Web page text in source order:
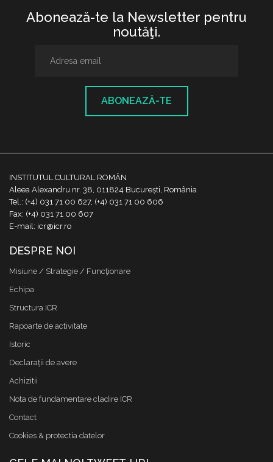
Abonează-te la Newsletter pentru
noutăţi.
ABONEAZĂ-TE
INSTITUTUL CULTURAL ROMÂN
Aleea Alexandru nr. 38, 011824 București, România
Tel.: (+4) 031 71 00 627, (+4) 031 71 00 606
Fax: (+4) 031 71 00 607
E-mail: icr@icr.ro
DESPRE NOI
Misiune / Strategie / Funcţionare
Echipa
Structura ICR
Rapoarte de activitate
Istoric
Declaraţii de avere
Achizitii
Nota de fundamentare cladire ICR
Contact
Cookies & protectia datelor